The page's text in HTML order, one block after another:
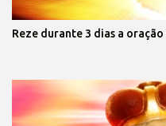
Reze durante 3 dias a